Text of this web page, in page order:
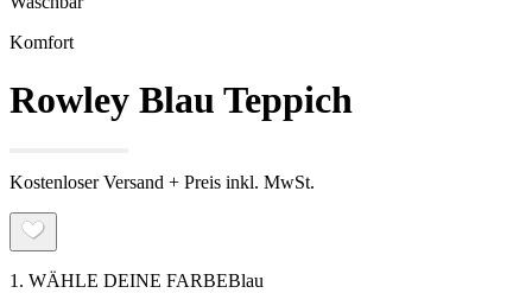
Komfort
Rowley Blau Teppich
Kostenloser Versand + Preis inkl. MwSt.
1. WÄHLE DEINE FARBEBlau